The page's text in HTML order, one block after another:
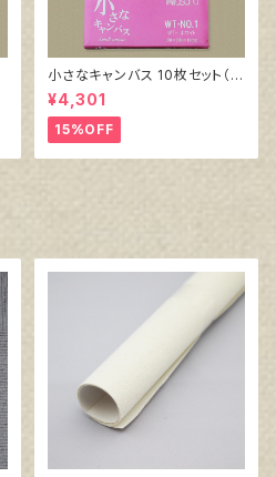
小さなキャンバス 10枚セット（ホ
ワイト塗りキャンバス張り）
¥4,301
15%OFF